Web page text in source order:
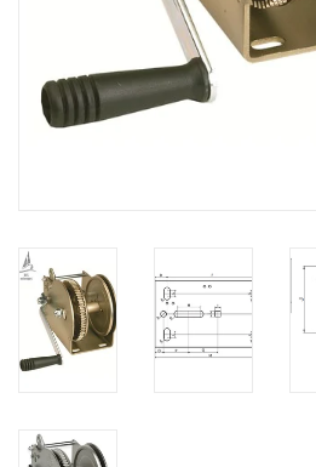
Rvs Staalkabel spanner
Staalkabel met coating